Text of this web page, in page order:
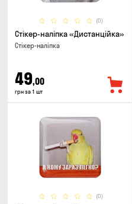
(0)
Стікер-наліпка «Дистанційка»
Стікер-наліпка
49,00
грн за 1 шт
(0)